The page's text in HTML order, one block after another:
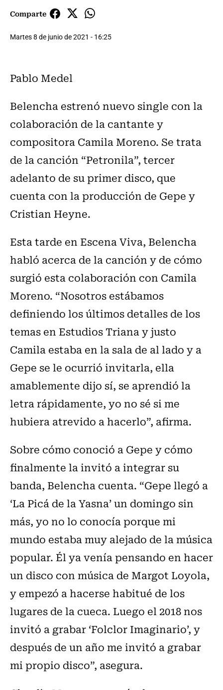
Comparte
Martes 8 de junio de 2021 - 16:25
Pablo Medel
Belencha estrenó nuevo single con la
colaboración de la cantante y
compositora Camila Moreno. Se trata
de la canción “Petronila”, tercer
adelanto de su primer disco, que
cuenta con la producción de Gepe y
Cristian Heyne.
Esta tarde en Escena Viva, Belencha
habló acerca de la canción y de cómo
surgió esta colaboración con Camila
Moreno. “Nosotros estábamos
definiendo los últimos detalles de los
temas en Estudios Triana y justo
Camila estaba en la sala de al lado y a
Gepe se le ocurrió invitarla, ella
amablemente dijo sí, se aprendió la
letra rápidamente, yo no sé si me
hubiera atrevido a hacerlo”, afirma.
Sobre cómo conoció a Gepe y cómo
finalmente la invitó a integrar su
banda, Belencha cuenta. “Gepe llegó a
‘La Picá de la Yasna’ un domingo sin
más, yo no lo conocía porque mi
mundo estaba muy alejado de la música
popular. Él ya venía pensando en hacer
un disco con música de Margot Loyola,
y empezó a hacerse habitué de los
lugares de la cueca. Luego el 2018 nos
invitó a grabar ‘Folclor Imaginario’, y
después de un año me invitó a grabar
mi propio disco”, asegura.